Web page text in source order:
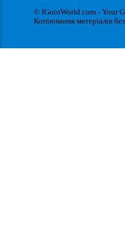
© IGotoWorld.com - Your
Копіювання матеріалів